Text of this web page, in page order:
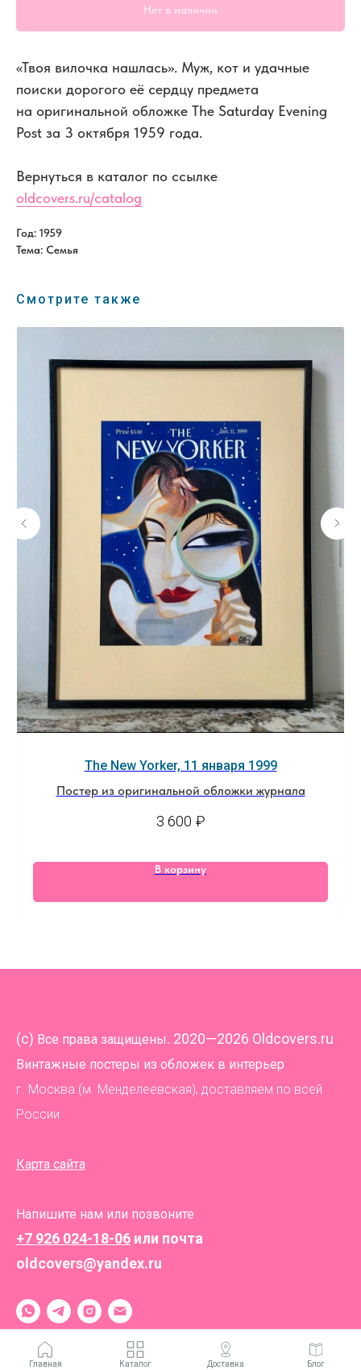
Главная Каталог Доставка Блог
Нет в наличии
«Твоя вилочка нашлась». Муж, кот и удачные
поиски дорогого её сердцу предмета
на оригинальной обложке The Saturday Evening
Post за 3 октября 1959 года.
Вернуться в каталог по ссылке
oldcovers.ru/catalog
Год: 1959
Тема: Семья
Смотрите также
The New Yorker, 11 января 1999
Постер из оригинальной обложки журнала
3 600 ₽
В корзину
(c) Все права защищены. 2020—2026 Oldcovers.ru
Винтажные постеры из обложек в интерьер
г. Москва (м. Менделеевская), доставляем по всей
России
Карта сайта
Напишите нам или позвоните
+7 926 024-18-06 или почта
oldcovers@yandex.ru